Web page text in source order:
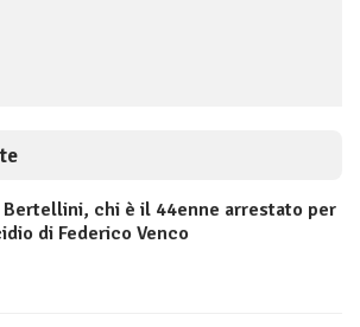
Bertellini, chi è il 44enne arrestato per
di Federico Venco